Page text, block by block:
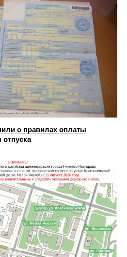
о правилах оплаты